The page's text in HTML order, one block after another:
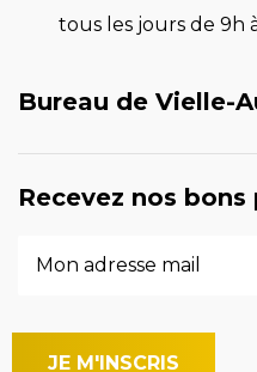
tous les jours de 9h
Bureau de Vielle-
Recevez nos